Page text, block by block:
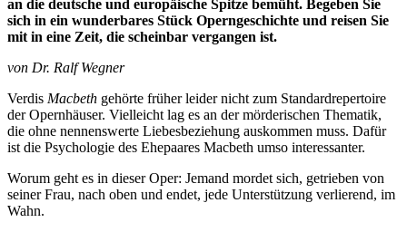
an die deutsche und europäische Spitze bemüht. Begeben Sie
sich in ein wunderbares Stück Operngeschichte und reisen Sie
mit in eine Zeit, die scheinbar vergangen ist.
von Dr. Ralf Wegner
Verdis Macbeth gehörte früher leider nicht zum Standardrepertoire
der Opernhäuser. Vielleicht lag es an der mörderischen Thematik,
die ohne nennenswerte Liebesbeziehung auskommen muss. Dafür
ist die Psychologie des Ehepaares Macbeth umso interessanter.
Worum geht es in dieser Oper: Jemand mordet sich, getrieben von
seiner Frau, nach oben und endet, jede Unterstützung verlierend, im
Wahn.